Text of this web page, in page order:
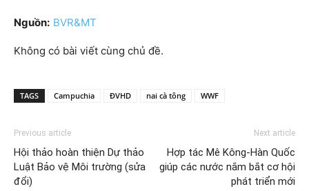
Nguồn: BVR&MT
Không có bài viết cùng chủ đề.
TAGS Campuchia ĐVHD nai cà tông WWF
Previous article
Hội thảo hoàn thiện Dự thảo
Luật Bảo vệ Môi trường (sửa
đổi)
Next article
Hợp tác Mê Kông-Hàn Quốc
giúp các nước nắm bắt cơ hội
phát triển mới